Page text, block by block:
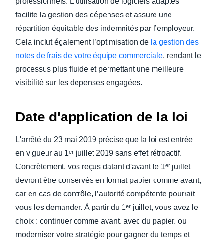
facilite la gestion des dépenses et assure une
répartition équitable des indemnités par l’employeur.
Cela inclut également l’optimisation de la gestion des
notes de frais de votre équipe commerciale, rendant le
processus plus fluide et permettant une meilleure
visibilité sur les dépenses engagées.
Date d'application de la loi
L'arrêté du 23 mai 2019 précise que la loi est entrée
en vigueur au 1ᵉʳ juillet 2019 sans effet rétroactif.
Concrètement, vos reçus datant d'avant le 1ᵉʳ juillet
devront être conservés en format papier comme avant,
car en cas de contrôle, l’autorité compétente pourrait
vous les demander. À partir du 1ᵉʳ juillet, vous avez le
choix : continuer comme avant, avec du papier, ou
moderniser votre stratégie pour gagner du temps et